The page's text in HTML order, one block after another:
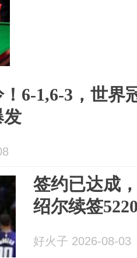
6-1,6-3，世界
发
签约已达成
绍尔续签
好火子 2026-08-03